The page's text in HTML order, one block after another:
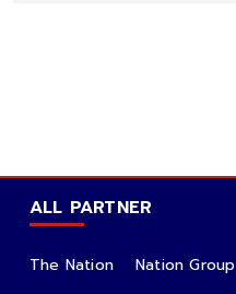
ALL PARTNER
The Nation Nation Group